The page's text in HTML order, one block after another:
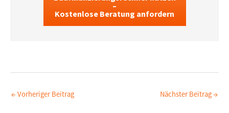
–
Kostenlose Beratung anfordern
←Vorheriger Beitrag Nächster Beitrag→